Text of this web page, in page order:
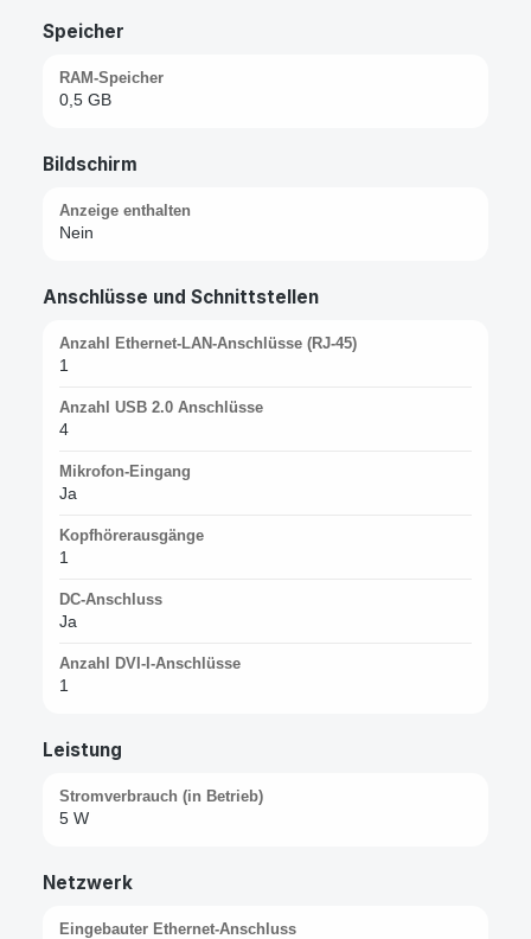
Speicher
RAM-Speicher
0,5 GB
Bildschirm
Anzeige enthalten
Nein
Anschlüsse und Schnittstellen
Anzahl Ethernet-LAN-Anschlüsse (RJ-45)
1
Anzahl USB 2.0 Anschlüsse
4
Mikrofon-Eingang
Ja
Kopfhörerausgänge
1
DC-Anschluss
Ja
Anzahl DVI-I-Anschlüsse
1
Leistung
Stromverbrauch (in Betrieb)
5 W
Netzwerk
Eingebauter Ethernet-Anschluss